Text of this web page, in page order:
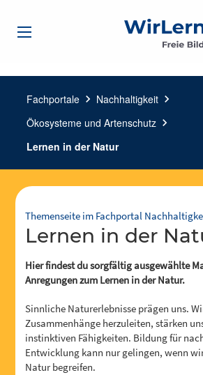
Fachportale chevron_right Nachhaltigkeit chevron_right
Ökosysteme und Artenschutz chevron_right
Lernen in der Natur
Themenseite im Fachportal
Lernen in der
Hier findest du sorgfältig ausgewählte
Anregungen zum Lernen in der Natur.
Sinnliche Naturerlebnisse prägen uns.
Zusammenhänge herzuleiten, stärken
instinktiven Fähigkeiten. Bildung für
Entwicklung kann nur gelingen, wenn
Natur begreifen.